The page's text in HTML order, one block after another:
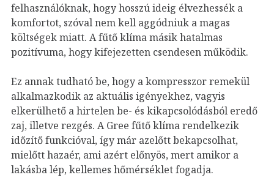
felhasználóknak, hogy hosszú ideig élvezhessék a
komfortot, szóval nem kell aggódniuk a magas
költségek miatt. A fűtő klíma másik hatalmas
pozitívuma, hogy kifejezetten csendesen működik.
Ez annak tudható be, hogy a kompresszor remekül
alkalmazkodik az aktuális igényekhez, vagyis
elkerülhető a hirtelen be- és kikapcsolódásból eredő
zaj, illetve rezgés. A Gree fűtő klíma rendelkezik
időzítő funkcióval, így már azelőtt bekapcsolhat,
mielőtt hazaér, ami azért előnyös, mert amikor a
lakásba lép, kellemes hőmérséklet fogadja.